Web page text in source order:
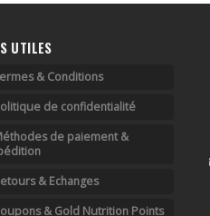
UTILES
& Conditions
de confidentialité
de paiement &
& Echanges
& Gold Nutrition Points